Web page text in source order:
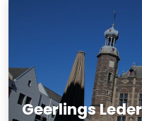
Geerlings